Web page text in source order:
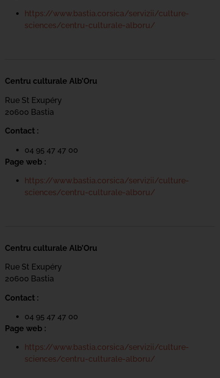
https://www.bastia.corsica/servizii/culture-
sciences/centru-culturale-alboru/
Centru culturale Alb’Oru
Rue St Exupéry
20600 Bastia
Contact :
04 95 47 47 00
Page web :
https://www.bastia.corsica/servizii/culture-
sciences/centru-culturale-alboru/
Centru culturale Alb’Oru
Rue St Exupéry
20600 Bastia
Contact :
04 95 47 47 00
Page web :
https://www.bastia.corsica/servizii/culture-
sciences/centru-culturale-alboru/